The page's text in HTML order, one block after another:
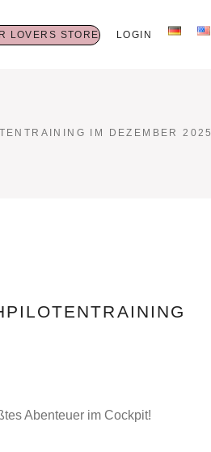
LOVERS STORE LOGIN
IM DEZEMBER 2025
Abenteuer im Cockpit!